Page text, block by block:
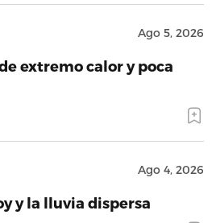
Ago 5, 2026
extremo calor y poca
Ago 4, 2026
y la lluvia dispersa